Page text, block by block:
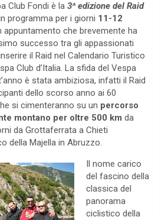
Club Fondi è la 3^ edizione del Raid
programma per i giorni 11-12
appuntamento che brevemente ha
successo tra gli appassionati
il Raid nel Calendario Turistico
Club d’Italia. La sfida del Vespa
è stata ambiziosa, infatti il Raid
dello scorso anno ai 60
si cimenteranno su un percorso
montano per oltre 500 km da
da Grottaferrata a Chieti
della Majella in Abruzzo.
Il nome carico
del fascino della
classica del
panorama
ciclistico della